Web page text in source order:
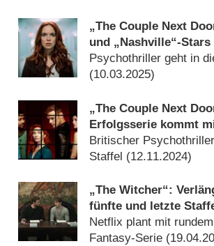
„The Couple Next
und „Nashville“-
Hauptrollen in Staffel
Psychothriller geht in
(10.03.2025)
„The Couple Next
Erfolgsserie kommt
zurück
Britischer
Staffel (12.11.2024)
„The Witcher“:
fünfte und letzte
Netflix plant mit
Fantasy-Serie (